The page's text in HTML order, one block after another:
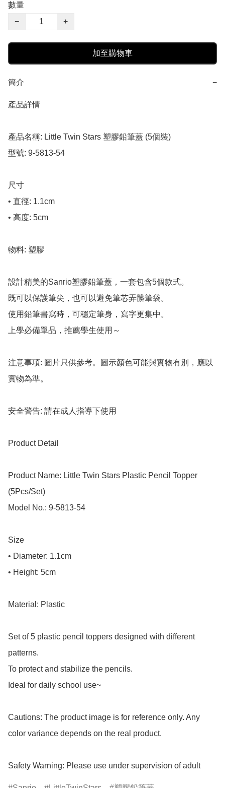
數量
−
+
加至購物車
簡介 −
產品詳情
產品名稱: Little Twin Stars 塑膠鉛筆蓋 (5個裝)
型號: 9-5813-54
尺寸
• 直徑: 1.1cm
• 高度: 5cm
物料: 塑膠
設計精美的Sanrio塑膠鉛筆蓋，一套包含5個款式。
既可以保護筆尖，也可以避免筆芯弄髒筆袋。
使用鉛筆書寫時，可穩定筆身，寫字更集中。
上學必備單品，推薦學生使用～
注意事項: 圖片只供參考。圖示顏色可能與實物有別，應以
實物為準。
安全警告: 請在成人指導下使用
Product Detail
Product Name: Little Twin Stars Plastic Pencil Topper
(5Pcs/Set)
Model No.: 9-5813-54
Size
• Diameter: 1.1cm
• Height: 5cm
Material: Plastic
Set of 5 plastic pencil toppers designed with different
patterns.
To protect and stabilize the pencils.
Ideal for daily school use~
Cautions: The product image is for reference only. Any
color variance depends on the real product.
Safety Warning: Please use under supervision of adult